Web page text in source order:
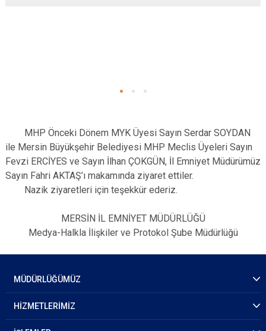
MHP Önceki Dönem MYK Üyesi Sayın Serdar SOYDAN
ile Mersin Büyükşehir Belediyesi MHP Meclis Üyeleri Sayın
Fevzi ERCİYES ve Sayın İlhan ÇOKGÜN, İl Emniyet Müdürümüz
Sayın Fahri AKTAŞ’ı makamında ziyaret ettiler.
​ Nazik ziyaretleri için teşekkür ederiz.
MERSİN İL EMNİYET MÜDÜRLÜĞÜ
Medya-Halkla İlişkiler ve Protokol Şube Müdürlüğü
MÜDÜRLÜĞÜMÜZ
HİZMETLERİMİZ